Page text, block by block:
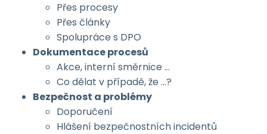
Přes procesy
Přes články
Spolupráce s DPO
Dokumentace procesů
Akce, interní směrnice …
Co dělat v případě, že …?
Bezpečnost a problémy
Doporučení
Hlášení bezpečnostních incidentů